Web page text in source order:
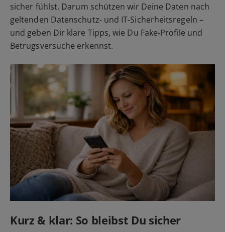
sicher fühlst. Darum schützen wir Deine Daten nach
geltenden Datenschutz- und IT-Sicherheitsregeln –
und geben Dir klare Tipps, wie Du Fake-Profile und
Betrugsversuche erkennst.
Kurz & klar: So bleibst Du sicher